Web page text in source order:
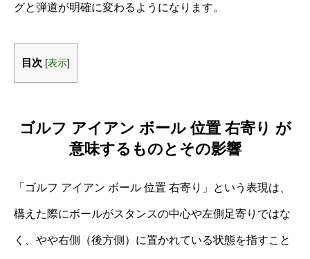
グと弾道が明確に変わるようになります。
目次 [表示]
ゴルフ アイアン ボール 位置 右寄り が
意味するものとその影響
「ゴルフ アイアン ボール 位置 右寄り」という表現は、
構えた際にボールがスタンスの中心や左側足寄りではな
く、やや右側（後方側）に置かれている状態を指すこと